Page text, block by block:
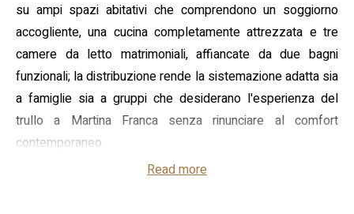
su ampi spazi abitativi che comprendono un soggiorno
accogliente, una cucina completamente attrezzata e tre
camere da letto matrimoniali, affiancate da due bagni
funzionali; la distribuzione rende la sistemazione adatta sia
a famiglie sia a gruppi che desiderano l'esperienza del
trullo a Martina Franca senza rinunciare al comfort
contemporaneo.
Gli spazi esterni sono pensati per vivere il paesaggio
Read more